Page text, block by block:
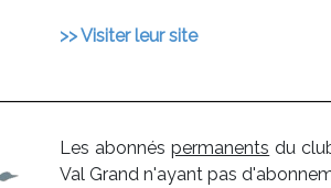
>> Visiter leur site
Les abonnéspermanents du
Val Grand n'ayant pas